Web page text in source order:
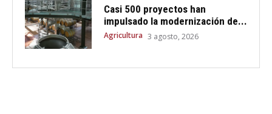
Casi 500 proyectos han
impulsado la modernización de...
Agricultura 3 agosto, 2026